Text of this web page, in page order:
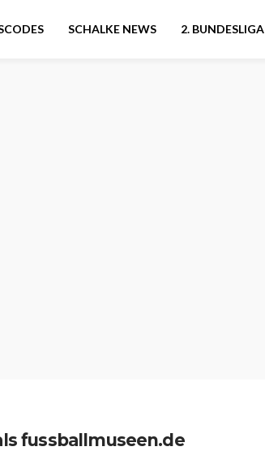
SCHALKE NEWS 2. BUNDESLIGA
fussballmuseen.de